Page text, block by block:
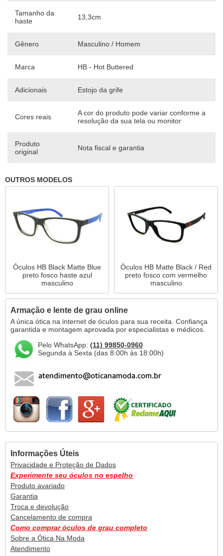
Tamanho da
haste
13,3cm
Gênero Masculino / Homem
Marca HB - Hot Buttered
Adicionais Estojo da grife
Cores reais
A cor do produto pode variar conforme a
resolução da sua tela ou monitor
Produto
original
Nota fiscal e garantia
OUTROS MODELOS
Óculos HB Black Matte Blue
preto fosco haste azul
masculino
Óculos HB Matte Black / Red
preto fosco com vermelho
masculino
Armação e lente de grau online
A única ótica na internet de óculos para sua receita. Confiança
garantida e montagem aprovada por especialistas e médicos.
Pelo WhatsApp: (11) 99850-0960
Segunda à Sexta (das 8:00h às 18:00h)
Informações Úteis
Privacidade e Proteção de Dados
Experimente seu óculos no espelho
Produto avariado
Garantia
Troca e devolução
Cancelamento de compra
Como comprar óculos de grau completo
Sobre a Ótica Na Moda
Atendimento